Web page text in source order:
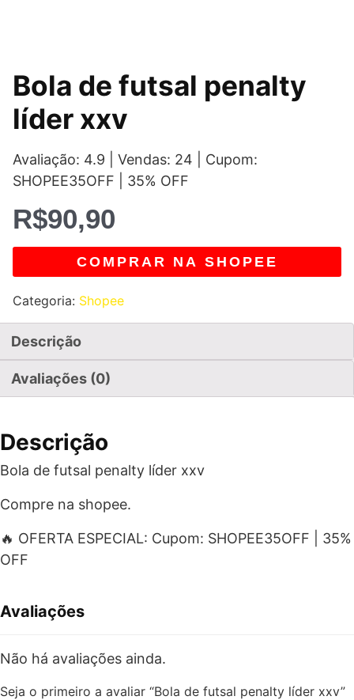
Bola de futsal penalty
líder xxv
Avaliação: 4.9 | Vendas: 24 | Cupom:
SHOPEE35OFF | 35% OFF
R$90,90
COMPRAR NA SHOPEE
Categoria: Shopee
Descrição
Avaliações (0)
Descrição
Bola de futsal penalty líder xxv
Compre na shopee.
🔥 OFERTA ESPECIAL: Cupom: SHOPEE35OFF | 35%
OFF
Avaliações
Não há avaliações ainda.
Seja o primeiro a avaliar “Bola de futsal penalty líder xxv”